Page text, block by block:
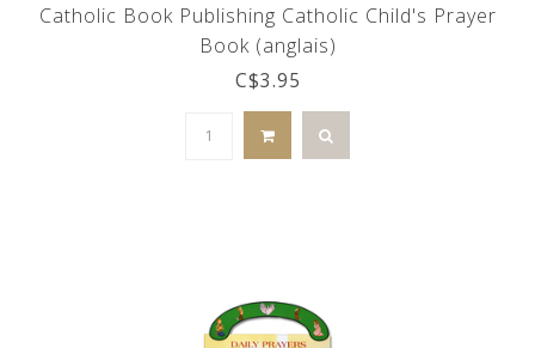
Catholic Book Publishing Catholic Child's Prayer
Book (anglais)
C$3.95